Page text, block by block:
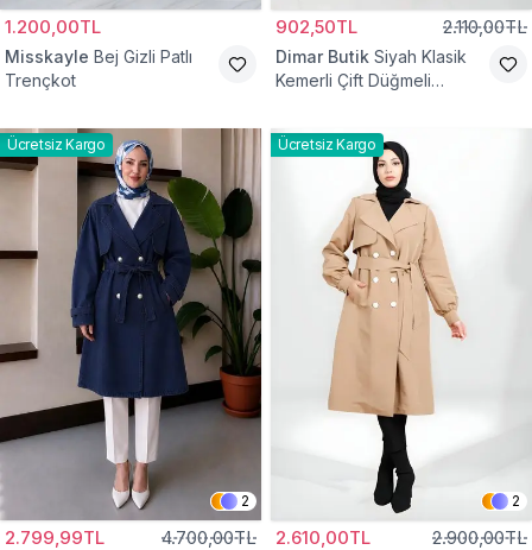
1.200,00TL
Misskayle Bej Gizli Patlı
Trençkot
902,50TL 2.110,00TL
Dimar Butik Siyah Klasik
Kemerli Çift Düğmeli
Ücretsiz Kargo
2
2.799,99TL 4.700,00TL
Ücretsiz Kargo
2
2.610,00TL 2.900,00TL